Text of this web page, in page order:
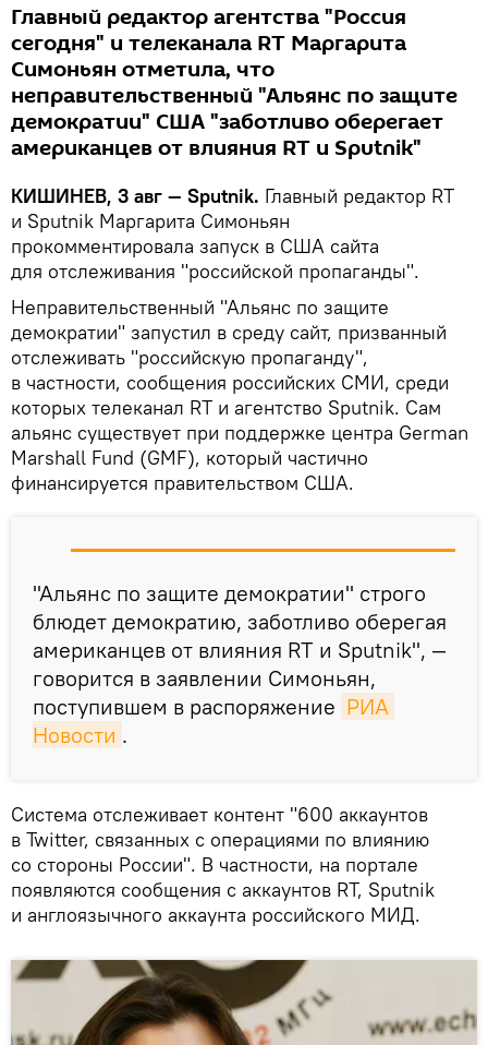
Главный редактор агентства "Россия
сегодня" и телеканала RT Маргарита
Симоньян отметила, что
неправительственный "Альянс по защите
демократии" США "заботливо оберегает
американцев от влияния RT и Sputnik"
КИШИНЕВ, 3 авг — Sputnik. Главный редактор RT
и Sputnik Маргарита Симоньян
прокомментировала запуск в США сайта
для отслеживания "российской пропаганды".
Неправительственный "Альянс по защите
демократии" запустил в среду сайт, призванный
отслеживать "российскую пропаганду",
в частности, сообщения российских СМИ, среди
которых телеканал RT и агентство Sputnik. Сам
альянс существует при поддержке центра German
Marshall Fund (GMF), который частично
финансируется правительством США.
"Альянс по защите демократии" строго
блюдет демократию, заботливо оберегая
американцев от влияния RT и Sputnik", —
говорится в заявлении Симоньян,
поступившем в распоряжение РИА
Новости .
Система отслеживает контент "600 аккаунтов
в Twitter, связанных с операциями по влиянию
со стороны России". В частности, на портале
появляются сообщения с аккаунтов RT, Sputnik
и англоязычного аккаунта российского МИД.